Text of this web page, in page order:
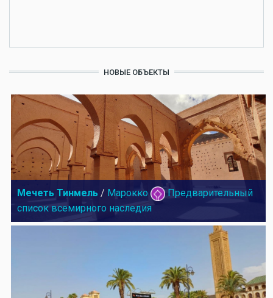
НОВЫЕ ОБЪЕКТЫ
Мечеть Тинмель / Марокко
Предварительный
список всемирного наследия